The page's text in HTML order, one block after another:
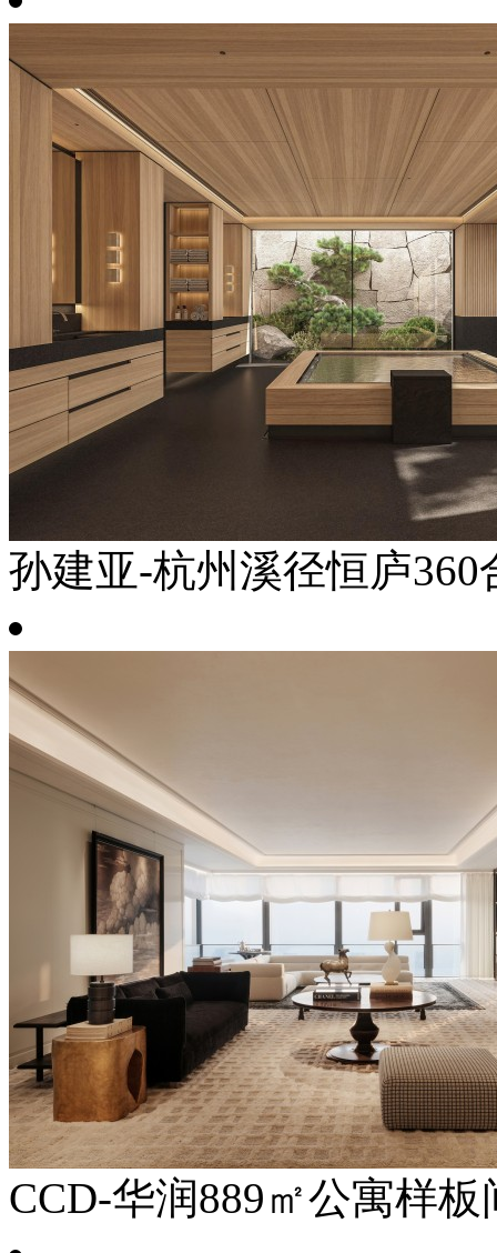
孙建亚-杭州溪径恒庐360
CCD-华润889㎡公寓样板